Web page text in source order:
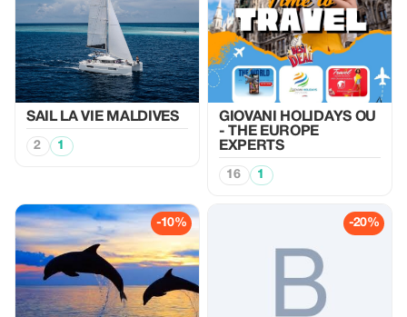
SAIL LA VIE MALDIVES
2 1
GIOVANI HOLIDAYS OU
- THE EUROPE
EXPERTS
16 1
-10% -20%